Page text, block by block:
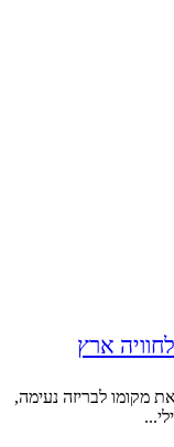
ארץ
מקומו לבריזה נעימה,